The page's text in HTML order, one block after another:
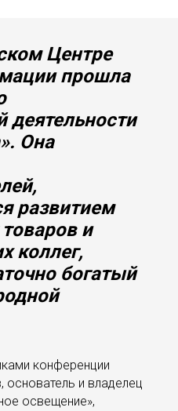
Центре
прошла
Она
развитием
и
коллег,
богатый
конференции
основатель и владелец
освещение»,